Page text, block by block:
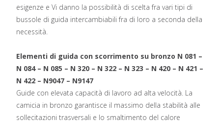
esigenze e Vi danno la possibilità di scelta fra vari tipi di
bussole di guida intercambiabili fra di loro a seconda della
necessità.
Elementi di guida con scorrimento su bronzo N 081 –
N 084 – N 085 – N 320 – N 322 – N 323 – N 420 – N 421 –
N 422 – N9047 – N9147
Guide con elevata capacità di lavoro ad alta velocità. La
camicia in bronzo garantisce il massimo della stabilità alle
sollecitazioni trasversali e lo smaltimento del calore